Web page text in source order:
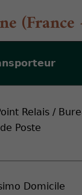
Relais /
de Poste
Domicile